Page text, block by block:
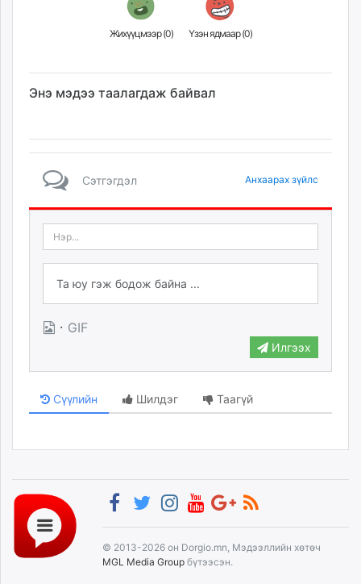
Жихүүцмээр (0) Үзэн ядмаар (0)
Энэ мэдээ таалагдаж байвал
Сэтгэгдэл Анхаарах зүйлс
· GIF
Илгээх
Сүүлийн Шилдэг Таагүй
© 2013-2026 он Dorgio.mn, Мэдээллийн хөтөч
MGL Media Group бүтээсэн.